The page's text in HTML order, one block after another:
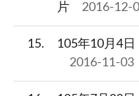
片
2016-12-
15
105年10月4日
2016-11-03